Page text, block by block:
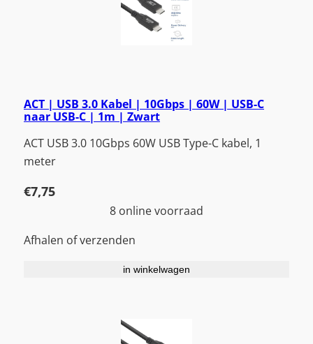
ACT | USB 3.0 Kabel | 10Gbps | 60W | USB-C
naar USB-C | 1m | Zwart
ACT USB 3.0 10Gbps 60W USB Type-C kabel, 1
meter
€7,75
8 online voorraad
Afhalen of verzenden
in winkelwagen